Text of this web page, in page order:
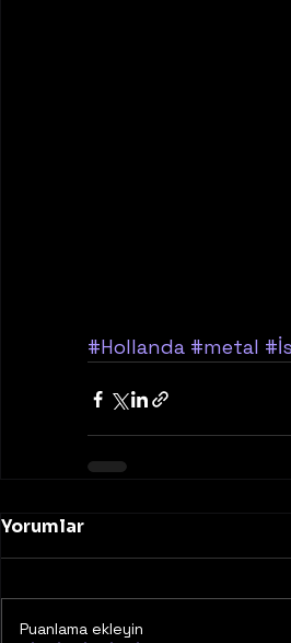
#Hollanda #metal
Yorumlar
Puanlama ekleyin